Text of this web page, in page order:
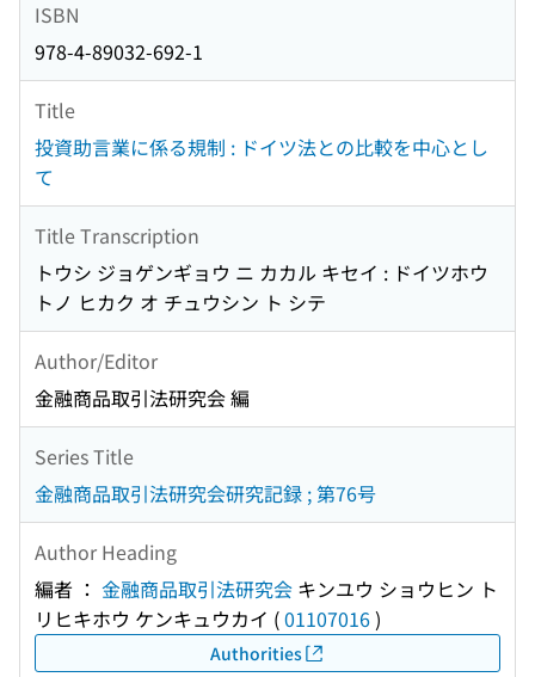
ISBN
978-4-89032-692-1
Title
投資助言業に係る規制 : ドイツ法との比較を中心とし
て
Title Transcription
トウシ ジョゲンギョウ ニ カカル キセイ : ドイツホウ
トノ ヒカク オ チュウシン ト シテ
Author/Editor
金融商品取引法研究会 編
Series Title
金融商品取引法研究会研究記録 ; 第76号
Author Heading
編者 ： 金融商品取引法研究会 キンユウ ショウヒン ト
リヒキホウ ケンキュウカイ (01107016)
Authorities